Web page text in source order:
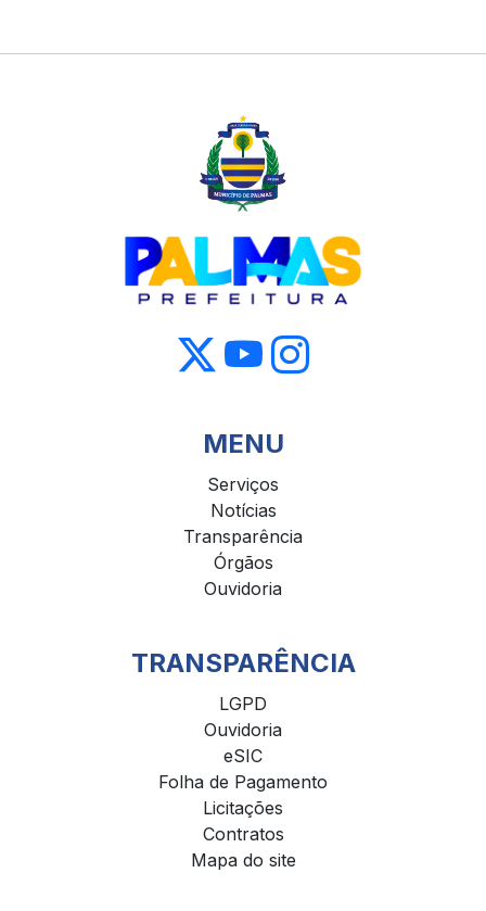
MENU
Serviços
Notícias
Transparência
Órgãos
Ouvidoria
TRANSPARÊNCIA
LGPD
Ouvidoria
eSIC
Folha de Pagamento
Licitações
Contratos
Mapa do site